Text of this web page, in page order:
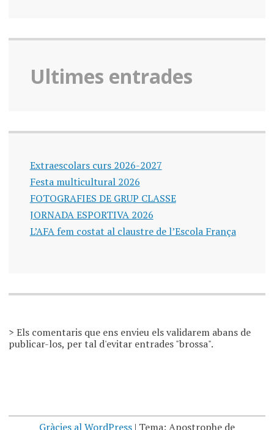
Ultimes entrades
Extraescolars curs 2026-2027
Festa multicultural 2026
FOTOGRAFIES DE GRUP CLASSE
JORNADA ESPORTIVA 2026
L’AFA fem costat al claustre de l’Escola França
> Els comentaris que ens envieu els validarem abans de
publicar-los, per tal d'evitar entrades "brossa".
Gràcies al WordPress | Tema: Apostrophe de